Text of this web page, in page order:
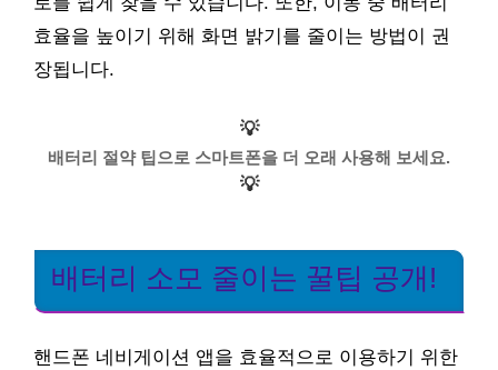
효율을 높이기 위해 화면 밝기를 줄이는 방법이 권
장됩니다.
💡
배터리 절약 팁으로 스마트폰을 더 오래 사용해 보세요.
💡
배터리 소모 줄이는 꿀팁 공개!
핸드폰 네비게이션 앱을 효율적으로 이용하기 위한